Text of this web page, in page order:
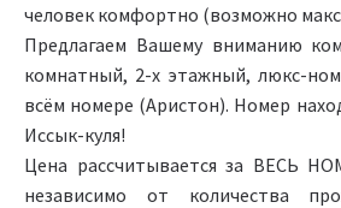
человек комфортно (возможно
Предлагаем Вашему вниманию
комнатный, 2-х этажный, люкс-
всём номере (Аристон). Номер
Иссык-куля!
Цена рассчитывается за ВЕСЬ
независимо от количества